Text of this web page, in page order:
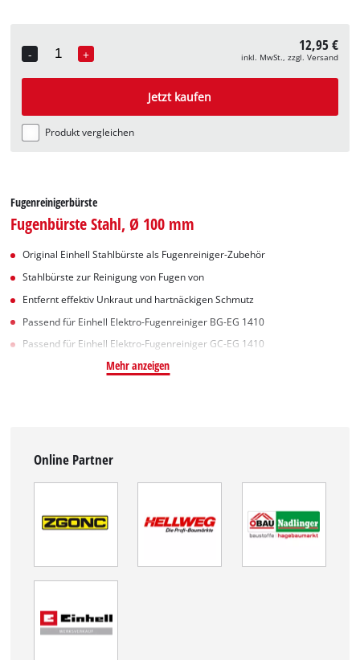
-
Quantity
+ 12,95 €
inkl. MwSt., zzgl. Versand
Jetzt kaufen
Produkt vergleichen
Fugenreinigerbürste
Fugenbürste Stahl, Ø 100 mm
Original Einhell Stahlbürste als Fugenreiniger-Zubehör
Stahlbürste zur Reinigung von Fugen von
Entfernt effektiv Unkraut und hartnäckigen Schmutz
Passend für Einhell Elektro-Fugenreiniger BG-EG 1410
Passend für Einhell Elektro-Fugenreiniger GC-EG 1410
Mehr anzeigen
Online Partner